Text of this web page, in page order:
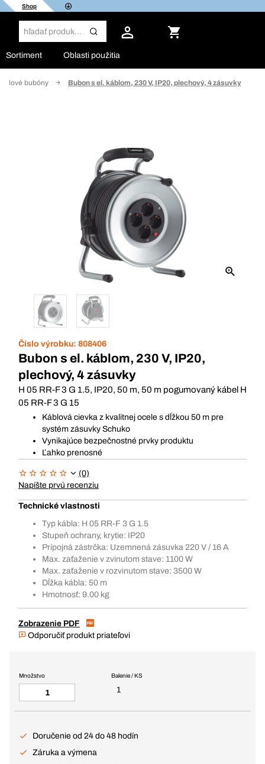
Shop
Sortiment Oblasti použitia
bubóny Bubon s el. káblom, 230 V, IP20, plechový, 4 zásuvky
Číslo výrobku: 808406
Bubon s el. káblom, 230 V, IP20,
plechový, 4 zásuvky
H 05 RR-F 3 G 1.5, IP20, 50 m, 50 m pogumovaný kábel H
05 RR-F 3 G 15
Káblová cievka z kvalitnej ocele s dĺžkou 50 m pre
systém zásuvky Schuko
Vynikajúce bezpečnostné prvky produktu
Ľahko prenosné
(0)
Napíšte prvú recenziu
Technické vlastnosti
Typ kábla: H 05 RR-F 3 G 1.5
Stupeň ochrany, krytie: IP20
Prípojná zástrčka: Uzemnená zásuvka 220 V / 16 A
Max. zaťaženie v zvinutom stave: 1100 W
Max. zaťaženie v rozvinutom stave: 3500 W
Dĺžka kábla: 50 m
Hmotnosť: 9.00 kg
Zobrazenie PDF
Odporučiť produkt priateľovi
Balenie / KS
1
Množstvo
Doručenie od 24 do 48 hodín
Záruka a výmena